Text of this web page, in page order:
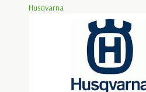
Husqvarna